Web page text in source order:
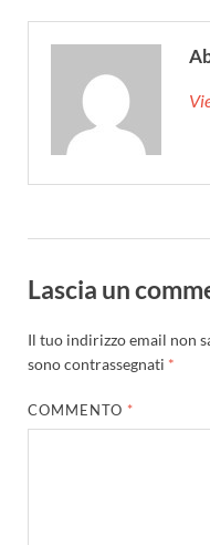
Lascia un
Il tuo indirizzo email non
sono contrassegnati *
COMMENTO *